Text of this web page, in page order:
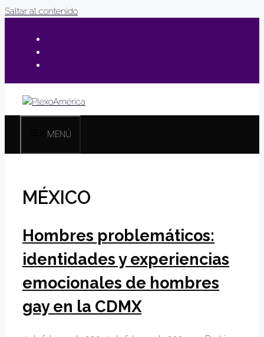
Saltar al contenido
MENÚ
MÉXICO
Hombres problemáticos:
identidades y experiencias
emocionales de hombres
gay en la CDMX